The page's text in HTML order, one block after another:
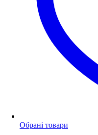
Обрані товари